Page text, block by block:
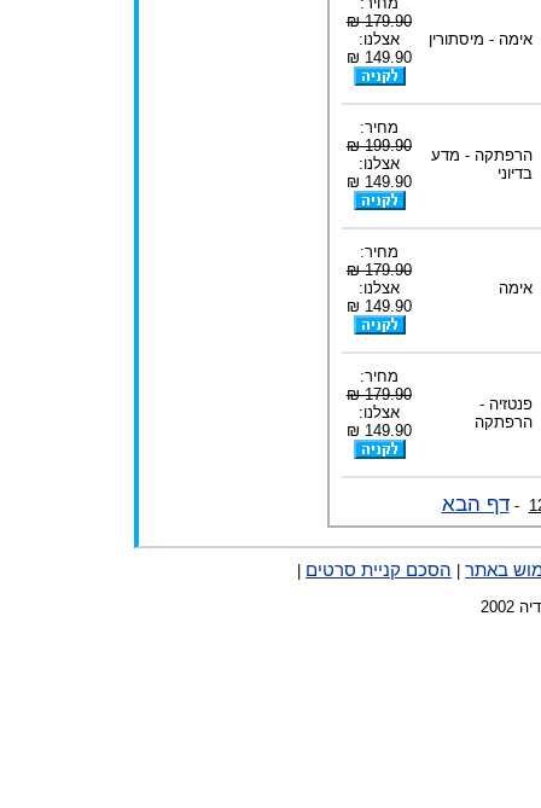
אימה - מיסתורין
179.90 ₪
אצלנו:
149.90 ₪
הרפתקה - מדע
בדיוני
מחיר:
199.90 ₪
אצלנו:
149.90 ₪
אימה
מחיר:
179.90 ₪
אצלנו:
149.90 ₪
פנטזיה -
הרפתקה
מחיר:
179.90 ₪
אצלנו:
149.90 ₪
-דף הבא
באתר הסכם קניית סרטים